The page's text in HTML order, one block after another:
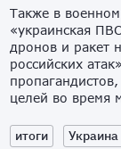
Также в
«украинская
дронов и ракет
российских
целей во время
итоги Украина